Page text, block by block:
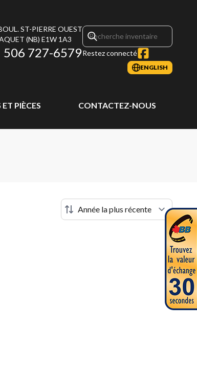
ST-PIERRE OUEST
(NB) E1W 1A3
506 727-6579Restez connecté
ENGLISH
ET PIÈCES CONTACTEZ-NOUS